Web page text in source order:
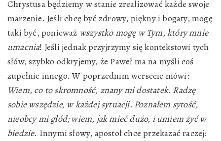
Chrystusa będziemy w stanie zrealizować każde swoje
marzenie. Jeśli chcę być zdrowy, piękny i bogaty, mogę
taki być, ponieważ wszystko mogę w Tym, który mnie
umacnia! Jeśli jednak przyjrzymy się kontekstowi tych
słów, szybko odkryjemy, że Paweł ma na myśli coś
zupełnie innego. W poprzednim wersecie mówi:
Wiem, co to skromność, znany mi dostatek. Radzę
sobie wszędzie, w każdej sytuacji. Poznałem sytość,
nieobcy mi głód; wiem, jak mieć dużo, i umiem żyć w
biedzie. Innymi słowy, apostoł chce przekazać raczej: